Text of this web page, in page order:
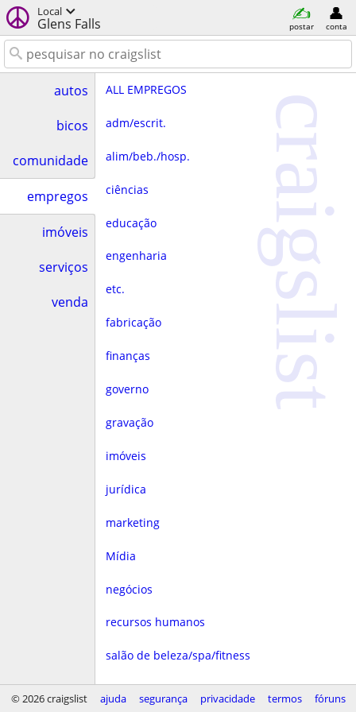
Local
Glens Falls postar conta
autos
bicos
comunidade
empregos
imóveis
serviços
venda
ALL EMPREGOS
adm/escrit.
alim/beb./hosp.
ciências
educação
engenharia
etc.
fabricação
finanças
governo
gravação
imóveis
jurídica
marketing
Mídia
negócios
recursos humanos
salão de beleza/spa/fitness
saúde
craigslist
© 2026 craigslist ajuda segurança privacidade termos fóruns